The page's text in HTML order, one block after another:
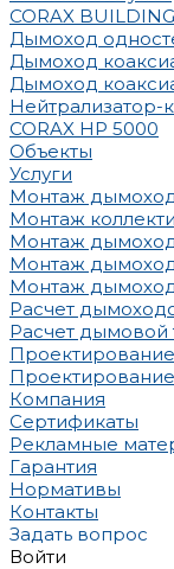
CORAX BUILDING
Дымоход
Дымоход
Дымоход
Нейтрализатор-
CORAX HP 5000
Объекты
Услуги
Монтаж
Монтаж
Монтаж
Монтаж
Монтаж
Расчет
Расчет дымовой
Компания
Сертификаты
Рекламные
Гарантия
Нормативы
Контакты
Задать вопрос
Войти